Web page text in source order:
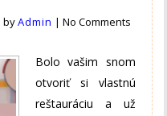
byAdmin |No Comments
Bolo vašim snom
otvoriť si vlastnú
reštauráciu a už